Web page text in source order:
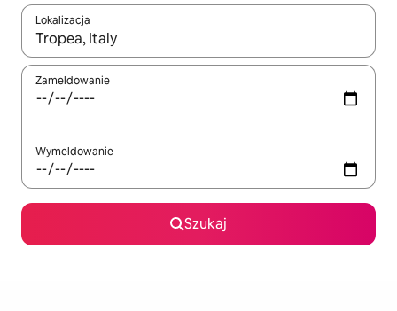
Lokalizacja
Gdy wyniki będą dostępne, możesz poruszać się po nich za
Zameldowanie
Wymeldowanie
Szukaj